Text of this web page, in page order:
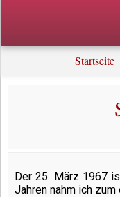
Der 25. März 1967
Jahren nahm ich
Startseite